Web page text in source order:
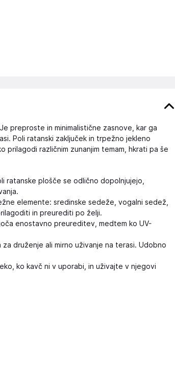
preproste in minimalistične zasnove, kar ga
Poli ratanski zaključek in trpežno jekleno
različnim zunanjim temam, hkrati pa še
ratanske plošče se odlično dopolnjujejo,
elemente: sredinske sedeže, vogalni sedež,
in preurediti po želji.
enostavno preureditev, medtem ko UV-
za druženje ali mirno uživanje na terasi. Udobno
ko kavč ni v uporabi, in uživajte v njegovi